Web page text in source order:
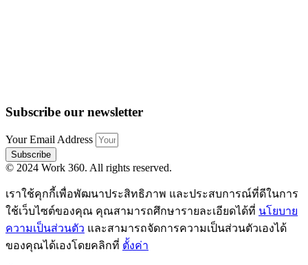
Subscribe our newsletter
Your Email Address
Subscribe
© 2024 Work 360. All rights reserved.
เราใช้คุกกี้เพื่อพัฒนาประสิทธิภาพ และประสบการณ์ที่ดีในการ
ใช้เว็บไซต์ของคุณ คุณสามารถศึกษารายละเอียดได้ที่ นโยบาย
ความเป็นส่วนตัว และสามารถจัดการความเป็นส่วนตัวเองได้
ของคุณได้เองโดยคลิกที่ ตั้งค่า